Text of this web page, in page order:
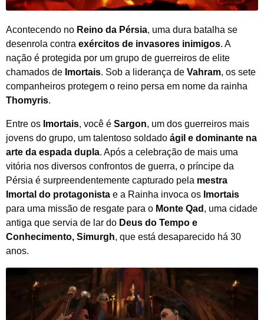
Acontecendo no Reino da Pérsia, uma dura batalha se
desenrola contra exércitos de invasores inimigos. A
nação é protegida por um grupo de guerreiros de elite
chamados de Imortais. Sob a liderança de Vahram, os sete
companheiros protegem o reino persa em nome da rainha
Thomyris.
Entre os Imortais, você é Sargon, um dos guerreiros mais
jovens do grupo, um talentoso soldado ágil e dominante na
arte da espada dupla. Após a celebração de mais uma
vitória nos diversos confrontos de guerra, o príncipe da
Pérsia é surpreendentemente capturado pela mestra
Imortal do protagonista e a Rainha invoca os Imortais
para uma missão de resgate para o Monte Qad , uma cidade
antiga que servia de lar do Deus do Tempo e
Conhecimento, Simurgh, que está desaparecido há 30
anos.